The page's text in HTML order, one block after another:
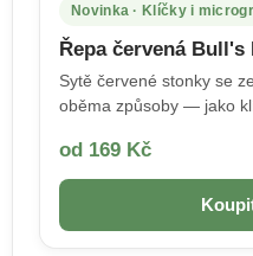
Novinka · Klíčky i
Řepa červená Bull's
Sytě červené stonky se
oběma způsoby — jako
od 169 Kč